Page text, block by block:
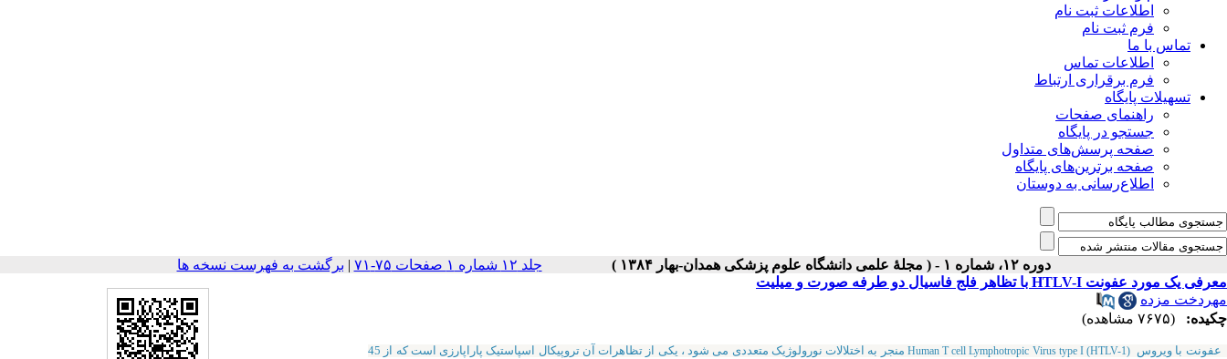
اطلاعات ثبت نام
فرم ثبت نام
تماس با ما
اطلاعات تماس
فرم برقراری ارتباط
تسهیلات پایگاه
راهنمای صفحات
جستجو در پایگاه
صفحه پرسش‌های متداول
صفحه برترین‌های پایگاه
اطلاع‌رسانی به دوستان
دوره ۱۲، شماره ۱ - ( مجلۀ علمی دانشگاه علوم پزشکی همدان-بهار ۱۳۸۴ ) جلد ۱۲ شماره ۱ صفحات ۷۵-۷۱ | برگشت به فهرست نسخه ها
معرفی یک مورد عفونت HTLV-I با تظاهر فلج فاسیال دو طرفه صورت و میلیت
مهردخت مزده
چکیده:
(۷۶۷۵ مشاهده)
عفونت با ویروس Human T cell Lymphotropic Virus type I (HTLV-1)
منجر به اختلالات نورولوژیک متعددی می شود ، یکی از تظاهرات آن تروپیکال اسپاستیک پاراپارزی است که از 45